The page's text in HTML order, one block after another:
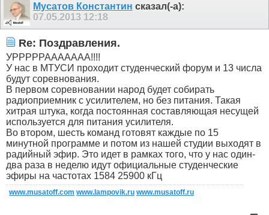
Мусатов Константин сказал(-а):
07.05.2013 12:18
Re: Поздравления.
УРРРРРААААААА!!!!
У нас в МТУСИ проходит студенческий форум и 13 числа
будут соревнования.
В первом соревновании народ будет собирать
радиоприемник с усилителем, но без питания. Такая
хитрая штука, когда постоянная составляющая несущей
используется для питания усилителя.
Во втором, шесть команд готовят каждые по 15
минутной программе и потом из нашей студии выходят в
радийный эфир. Это идет в рамках того, что у нас один-
два раза в неделю идут официальные студенческие
эфиры на частотах 1584 25900 кГц
www.musatoff.com www.lampovik.ru www.musatoff.ru